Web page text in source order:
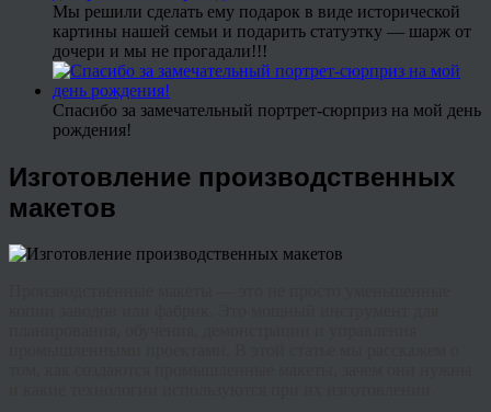
Мы решили сделать ему подарок в виде исторической
картины нашей семьи и подарить статуэтку — шарж от
дочери и мы не прогадали!!!
Спасибо за замечательный портрет-сюрприз на мой день
рождения!
Изготовление производственных
макетов